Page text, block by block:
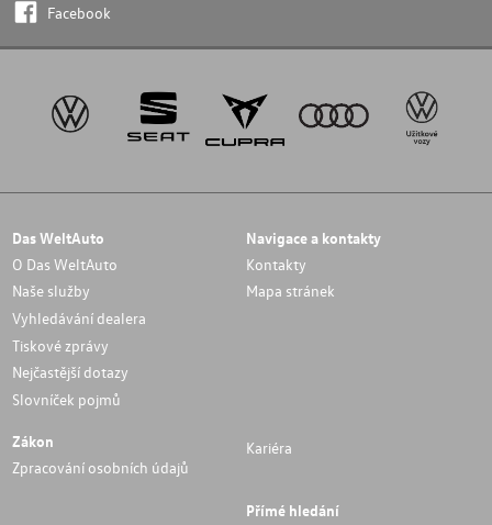
Facebook
Das WeltAuto
O Das WeltAuto
Naše služby
Vyhledávání dealera
Tiskové zprávy
Nejčastější dotazy
Slovníček pojmů
Navigace a kontakty
Kontakty
Mapa stránek
Zákon
Zpracování osobních údajů
Kariéra
Přímé hledání